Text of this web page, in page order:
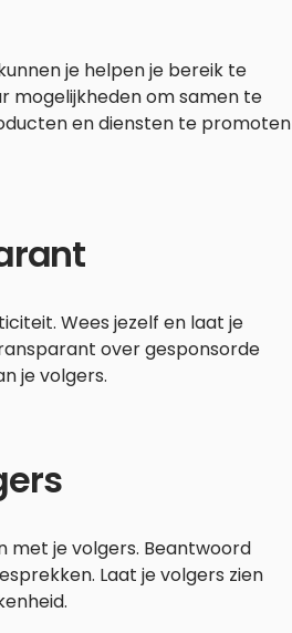
je helpen je bereik te
mogelijkheden om samen te
en diensten te promoten
Wees jezelf en laat je
over gesponsorde
je volgers.
met je volgers. Beantwoord
Laat je volgers zien